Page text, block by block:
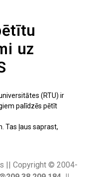
uz
(RTU) ir
palīdzēs pētīt
Tas ļaus saprast,
|| Copyright © 2004-